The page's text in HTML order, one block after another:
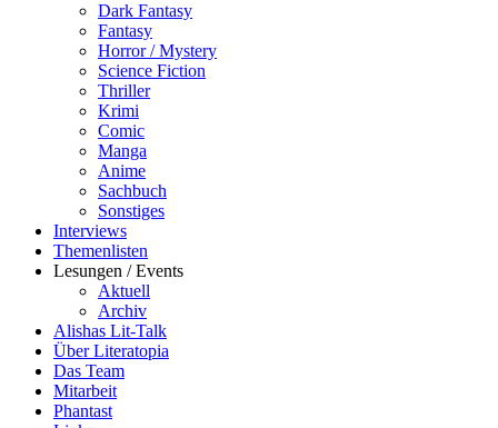
Dark Fantasy
Fantasy
Horror / Mystery
Science Fiction
Thriller
Krimi
Comic
Manga
Anime
Sachbuch
Sonstiges
Interviews
Themenlisten
Lesungen / Events
Aktuell
Archiv
Alishas Lit-Talk
Über Literatopia
Das Team
Mitarbeit
Phantast